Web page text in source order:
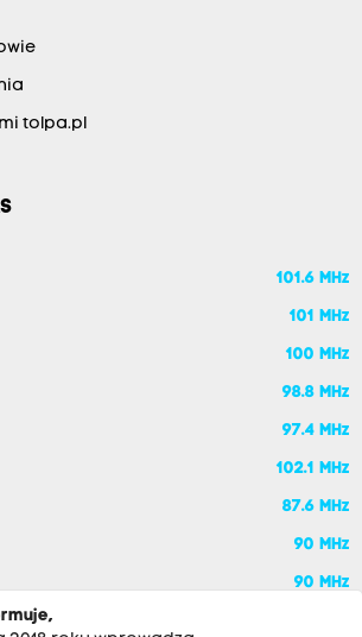
tolpa.pl
101.6 MHz
101 MHz
100 MHz
98.8 MHz
97.4 MHz
102.1 MHz
87.6 MHz
90 MHz
90 MHz